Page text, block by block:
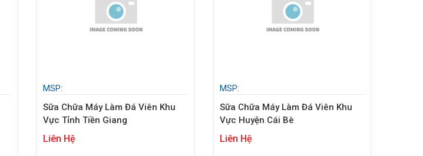
MSP:
Sữa Chữa Máy Làm Đá Viên Khu
Vực Tỉnh Tiền Giang
Liên Hệ
MSP:
Sữa Chữa Máy Làm Đá Viên Khu
Vực Huyện Cái Bè
Liên Hệ